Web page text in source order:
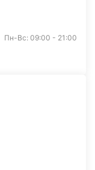
Пн-Вс: 09:00 - 21:00